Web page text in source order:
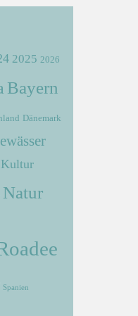
2025 2026
Bayern
Dänemark
Kultur
Natur
Spanien